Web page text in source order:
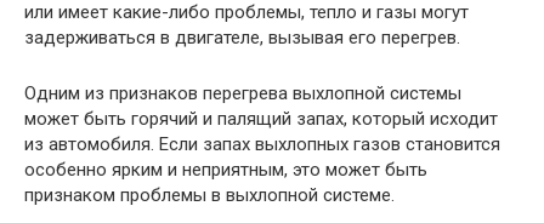
или имеет какие-либо проблемы, тепло и газы могут
задерживаться в двигателе, вызывая его перегрев.
Одним из признаков перегрева выхлопной системы
может быть горячий и палящий запах, который исходит
из автомобиля. Если запах выхлопных газов становится
особенно ярким и неприятным, это может быть
признаком проблемы в выхлопной системе.